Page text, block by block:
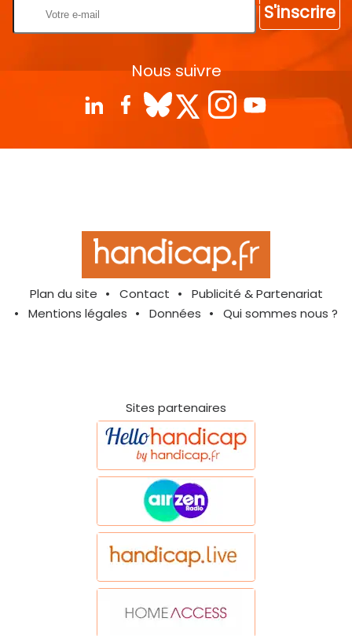
S'inscrire
Nous suivre
Plan du site Contact
Publicité & Partenariat
Mentions légales
Données Qui sommes nous ?
Sites partenaires